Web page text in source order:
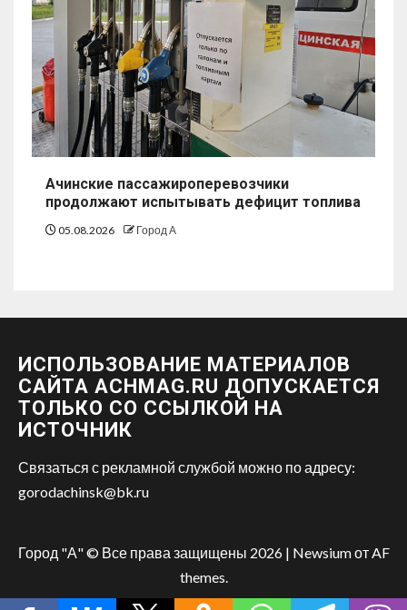
Ачинские пассажироперевозчики
продолжают испытывать дефицит топлива
05.08.2026 Город А
ИСПОЛЬЗОВАНИЕ МАТЕРИАЛОВ
САЙТА ACHMAG.RU ДОПУСКАЕТСЯ
ТОЛЬКО СО ССЫЛКОЙ НА
ИСТОЧНИК
Связаться с рекламной службой можно по адресу:
gorodachinsk@bk.ru
Город "А" © Все права защищены 2026 | Newsiumот AF
themes.